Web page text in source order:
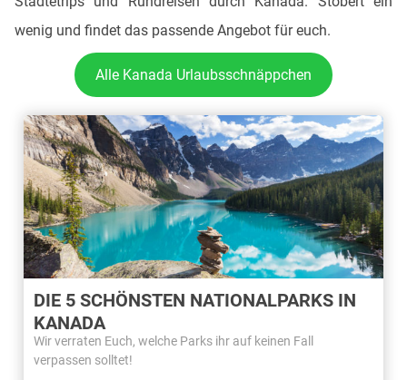
wenig und findet das passende Angebot für euch.
Alle Kanada Urlaubsschnäppchen
DIE 5 SCHÖNSTEN NATIONALPARKS IN
KANADA
Wir verraten Euch, welche Parks ihr auf keinen Fall
verpassen solltet!